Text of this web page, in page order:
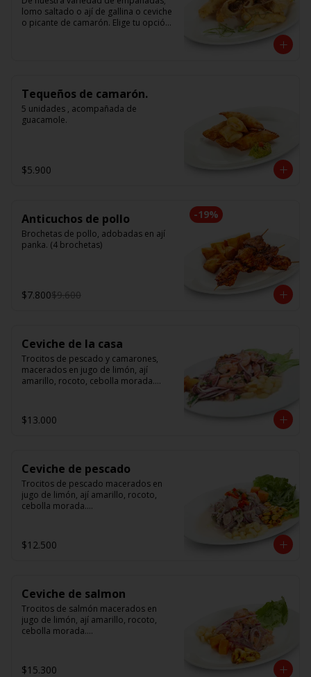
lomo saltado o ají de gallina o ceviche
o picante de camarón. Elige tu opción
Tequeños de camarón.
5 unidades , acompañada de
guacamole.
$5.900
-19%
Anticuchos de pollo
Brochetas de pollo, adobadas en ají
panka. (4 brochetas)
$7.800$9.600
Ceviche de la casa
Trocitos de pescado y camarones,
macerados en jugo de limón, ají
amarillo, rocoto, cebolla morada.
$13.000
Ceviche de pescado
Trocitos de pescado macerados en
jugo de limón, ají amarillo, rocoto,
cebolla morada.
$12.500
Ceviche de salmon
Trocitos de salmón macerados en
jugo de limón, ají amarillo, rocoto,
cebolla morada.
$15.300